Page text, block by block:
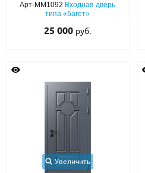
Арт-ММ1092 Входная дверь
типа «багет»
25 000 руб.
Увеличить